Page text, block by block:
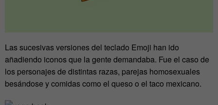
Las sucesivas versiones del teclado Emoji han ido
añadiendo iconos que la gente demandaba. Fue el caso de
los personajes de distintas razas, parejas homosexuales
besándose y comidas como el queso o el taco mexicano.